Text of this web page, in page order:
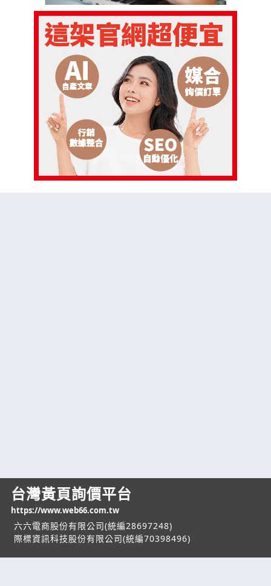
台灣黃頁詢價平台
https://www.web66.com.tw
六六電商股份有限公司(統編28697248)
際標資訊科技股份有限公司(統編70398496)